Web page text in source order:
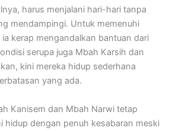
harus menjalani hari-hari tanpa
mendampingi. Untuk memenuhi
kerap mengandalkan bantuan dari
serupa juga Mbah Karsih dan
kini mereka hidup sederhana
yang ada.
Kanisem dan Mbah Narwi tetap
hidup dengan penuh kesabaran meski